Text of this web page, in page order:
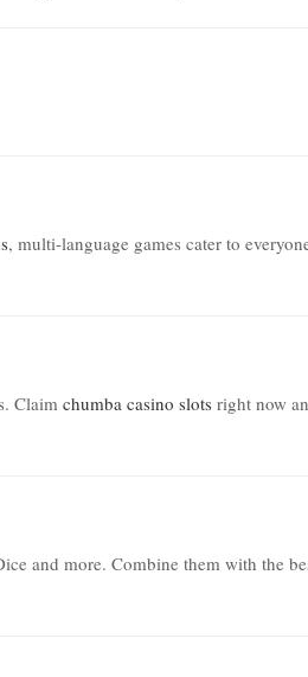
, multi-language games cater to
Claim chumba casino slots right now
and more. Combine them with the